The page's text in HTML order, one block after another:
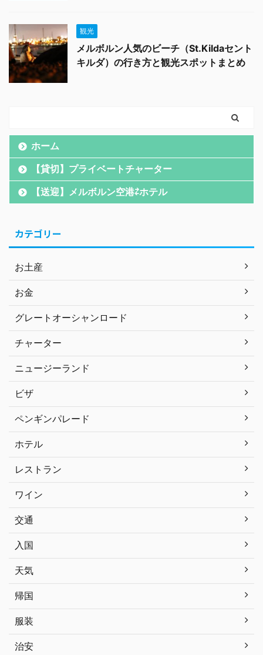
観光
メルボルン人気のビーチ（St.Kildaセント
キルダ）の行き方と観光スポットまとめ
ホーム
【貸切】プライベートチャーター
【送迎】メルボルン空港⇄ホテル
カテゴリー
お土産
お金
グレートオーシャンロード
チャーター
ニュージーランド
ビザ
ペンギンパレード
ホテル
レストラン
ワイン
交通
入国
天気
帰国
服装
治安